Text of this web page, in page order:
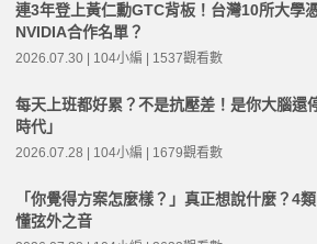
連3年登上黃仁勳GTC背板！台灣10所大學
NVIDIA合作名單？
2026.07.30 | 104小編 | 1537觀看數
每天上班都好累？不是抗壓差！是你大腦還
時代」
2026.07.28 | 104小編 | 1679觀看數
「你覺得方案怎麼樣？」真正想說什麼？4
懂弦外之音